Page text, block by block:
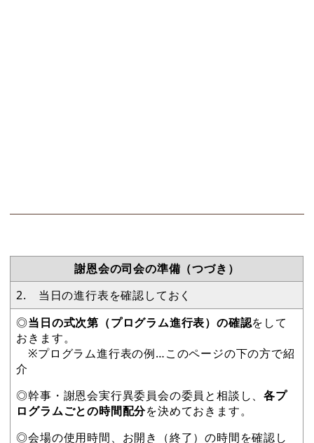
謝恩会の司会の準備（つづき）
2. 当日の進行表を確認しておく
◎当日の式次第（プログラム進行表）の確認をして
おきます。
※プログラム進行表の例…このページの下の方で紹
介
◎幹事・謝恩会実行異委員会の委員と相談し、各プ
ログラムごとの時間配分を決めておきます。
◎会場の使用時間、お開き（終了）の時間を確認し